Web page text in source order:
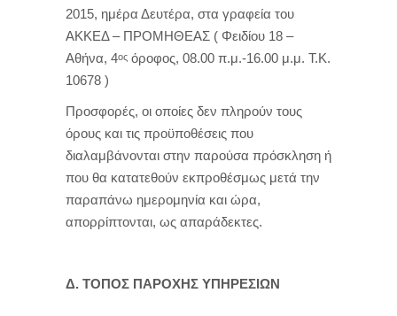
2015, ημέρα Δευτέρα, στα γραφεία του
ΑΚΚΕΔ – ΠΡΟΜΗΘΕΑΣ ( Φειδίου 18 –
Αθήνα, 4ος όροφος, 08.00 π.μ.-16.00 μ.μ. Τ.Κ.
10678 )
Προσφορές, οι οποίες δεν πληρούν τους
όρους και τις προϋποθέσεις που
διαλαμβάνονται στην παρούσα πρόσκληση ή
που θα κατατεθούν εκπροθέσμως μετά την
παραπάνω ημερομηνία και ώρα,
απορρίπτονται, ως απαράδεκτες.
Δ. ΤΟΠΟΣ ΠΑΡΟΧΗΣ ΥΠΗΡΕΣΙΩΝ